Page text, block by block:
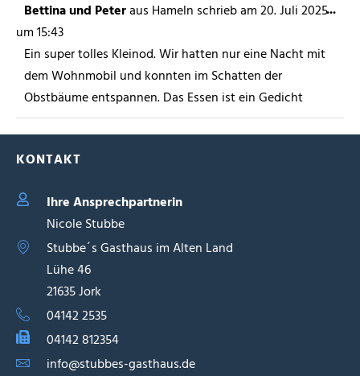
Bettina und Peteraus Hameln schrieb am20. Juli 2025
um15:43
Ein super tolles Kleinod. Wir hatten nur eine Nacht mit
dem Wohnmobil und konnten im Schatten der
Obstbäume entspannen. Das Essen ist ein Gedicht
...
KONTAKT
Ihre Ansprechpartnerin
Nicole Stubbe
Stubbe´s Gasthaus im Alten Land
Lühe 46
21635 Jork
04142 2535
04142 812354
info@stubbes-gasthaus.de